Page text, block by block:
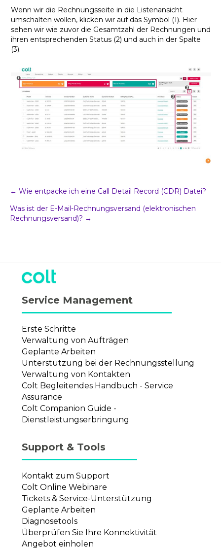
Wenn wir die Rechnungsseite in die Listenansicht
umschalten wollen, klicken wir auf das Symbol (1). Hier
sehen wir wie zuvor die Gesamtzahl der Rechnungen und
ihren entsprechenden Status (2) und auch in der Spalte
(3).
Post
Navigation
← Wie entpacke ich eine Call Detail Record (CDR) Datei?
Was ist der E-Mail-Rechnungsversand (elektronischen
Rechnungsversand)? →
Service Management
Erste Schritte
Verwaltung von Aufträgen
Geplante Arbeiten
Unterstützung bei der Rechnungsstellung
Verwaltung von Kontakten
Colt Begleitendes Handbuch - Service
Assurance
Colt Companion Guide -
Dienstleistungserbringung
Support & Tools
Kontakt zum Support
Colt Online Webinare
Tickets & Service-Unterstützung
Geplante Arbeiten
Diagnosetools
Überprüfen Sie Ihre Konnektivität
Angebot einholen